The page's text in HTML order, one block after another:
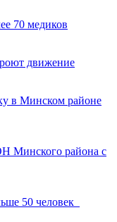
70 медиков
движение
в Минском районе
Минского района с
50 человек